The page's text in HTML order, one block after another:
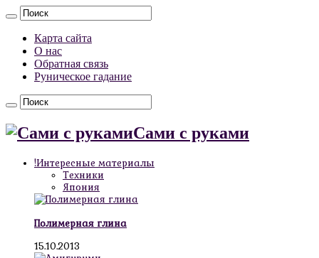
Карта сайта
О нас
Обратная связь
Руническое гадание
Сами с руками
!Интересные материалы
Техники
Япония
Полимерная глина
15.10.2013